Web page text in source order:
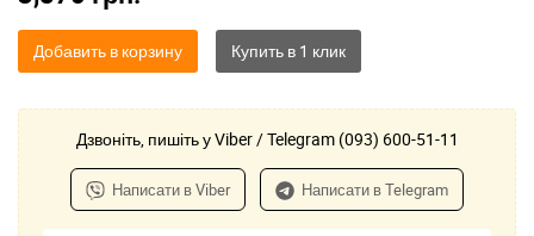
Добавить в корзину
Дзвоніть, пишіть у Viber / Telegram (093) 600-51-11
Написати в Viber Написати в Telegram